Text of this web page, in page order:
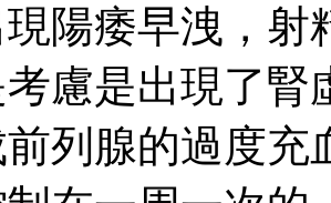
陽痿早洩，射
慮是出現了腎
列腺的過度